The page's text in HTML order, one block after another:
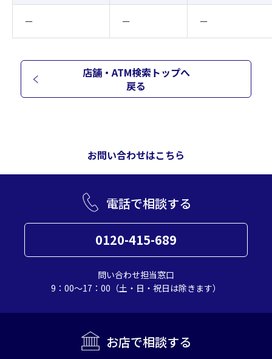
ー ー ー
店舗・ATM検索トップへ
戻る
お問い合わせはこちら
電話で相談する
0120-415-689
問い合わせ担当窓口
9：00～17：00（土・日・祝日は除きます）
お店で相談する